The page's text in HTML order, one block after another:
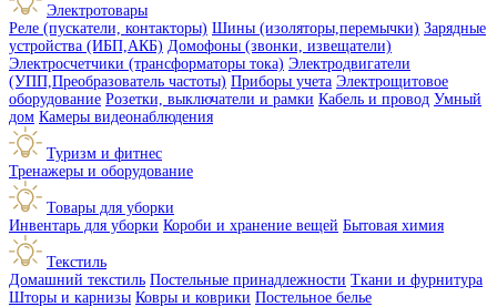
Электротовары
Реле (пускатели, контакторы) Шины (изоляторы,перемычки) Зарядные
устройства (ИБП,АКБ) Домофоны (звонки, извещатели)
Электросчетчики (трансформаторы тока) Электродвигатели
(УПП,Преобразователь частоты) Приборы учета Электрощитовое
оборудование Розетки, выключатели и рамки Кабель и провод Умный
дом Камеры видеонаблюдения
Туризм и фитнес
Тренажеры и оборудование
Товары для уборки
Инвентарь для уборки Короби и хранение вещей Бытовая химия
Текстиль
Домашний текстиль Постельные принадлежности Ткани и фурнитура
Шторы и карнизы Ковры и коврики Постельное белье